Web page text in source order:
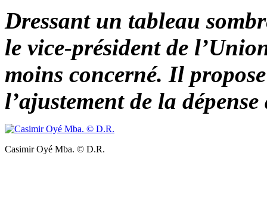
Dressant un tableau
le vice-président de
moins concerné. Il
l’ajustement de la
Casimir Oyé Mba. © D.R.